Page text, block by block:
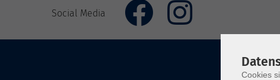
Social Media
Cookies